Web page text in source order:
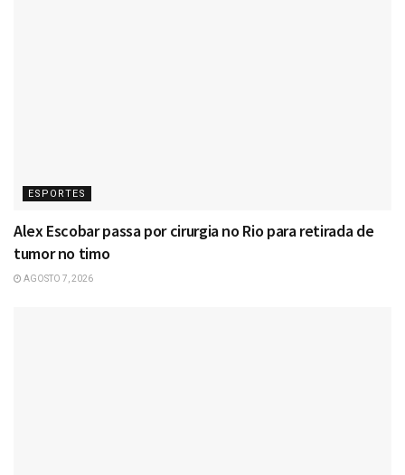
ESPORTES
Alex Escobar passa por cirurgia no Rio para retirada de
tumor no timo
AGOSTO 7, 2026